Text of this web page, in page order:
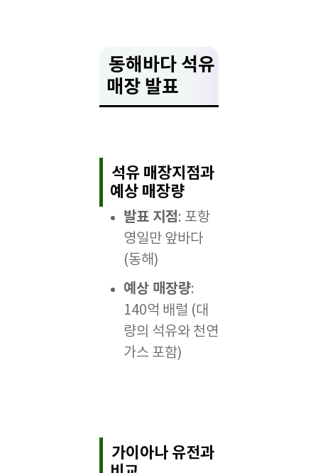
동해바다 석유
매장 발표
석유 매장지점과
예상 매장량
발표 지점: 포항
영일만 앞바다
(동해)
예상 매장량:
140억 배럴 (대
량의 석유와 천연
가스 포함)
가이아나 유전과